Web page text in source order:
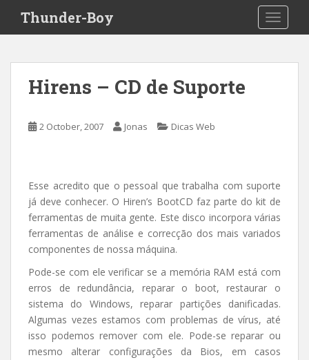
i
Thunder-Boy
Hirens – CD de Suporte
2 October, 2007 Jonas Dicas Web
Esse acredito que o pessoal que trabalha com suporte
já deve conhecer. O Hiren’s BootCD faz parte do kit de
ferramentas de muita gente. Este disco incorpora várias
ferramentas de análise e correcção dos mais variados
componentes de nossa máquina.
Pode-se com ele verificar se a memória RAM está com
erros de redundância, reparar o boot, restaurar o
sistema do Windows, reparar partições danificadas.
Algumas vezes estamos com problemas de vírus, até
isso podemos remover com ele. Pode-se reparar ou
mesmo alterar configurações da Bios, em casos